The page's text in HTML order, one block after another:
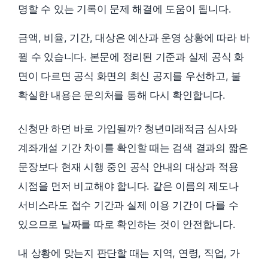
명할 수 있는 기록이 문제 해결에 도움이 됩니다.
금액, 비율, 기간, 대상은 예산과 운영 상황에 따라 바
뀔 수 있습니다. 본문에 정리된 기준과 실제 공식 화
면이 다르면 공식 화면의 최신 공지를 우선하고, 불
확실한 내용은 문의처를 통해 다시 확인합니다.
신청만 하면 바로 가입될까? 청년미래적금 심사와
계좌개설 기간 차이를 확인할 때는 검색 결과의 짧은
문장보다 현재 시행 중인 공식 안내의 대상과 적용
시점을 먼저 비교해야 합니다. 같은 이름의 제도나
서비스라도 접수 기간과 실제 이용 기간이 다를 수
있으므로 날짜를 따로 확인하는 것이 안전합니다.
내 상황에 맞는지 판단할 때는 지역, 연령, 직업, 가